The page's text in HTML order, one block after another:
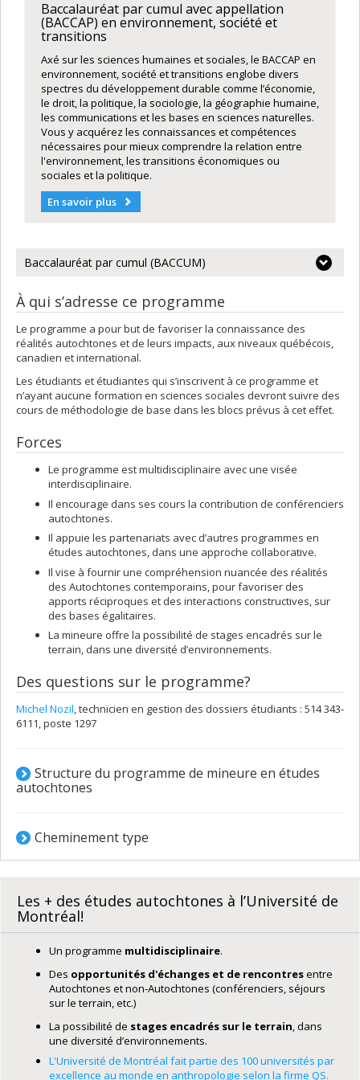
Baccalauréat par cumul avec appellation
(BACCAP) en environnement, société et
transitions
Axé sur les sciences humaines et sociales, le BACCAP en
environnement, société et transitions englobe divers
spectres du développement durable comme l’économie,
le droit, la politique, la sociologie, la géographie humaine,
les communications et les bases en sciences naturelles.
Vous y acquérez les connaissances et compétences
nécessaires pour mieux comprendre la relation entre
l'environnement, les transitions économiques ou
sociales et la politique.
En savoir plus
Baccalauréat par cumul (BACCUM)
À qui s’adresse ce programme
Le programme a pour but de favoriser la connaissance des
réalités autochtones et de leurs impacts, aux niveaux québécois,
canadien et international.
Les étudiants et étudiantes qui s’inscrivent à ce programme et
n’ayant aucune formation en sciences sociales devront suivre des
cours de méthodologie de base dans les blocs prévus à cet effet.
Forces
Le programme est multidisciplinaire avec une visée
interdisciplinaire.
Il encourage dans ses cours la contribution de conférenciers
autochtones.
Il appuie les partenariats avec d’autres programmes en
études autochtones, dans une approche collaborative.
Il vise à fournir une compréhension nuancée des réalités
des Autochtones contemporains, pour favoriser des
apports réciproques et des interactions constructives, sur
des bases égalitaires.
La mineure offre la possibilité de stages encadrés sur le
terrain, dans une diversité d’environnements.
Des questions sur le programme?
Michel Nozil, technicien en gestion des dossiers étudiants : 514 343-
6111, poste 1297
Structure du programme de mineure en études
autochtones
Cheminement type
Les + des études autochtones à l’Université de
Montréal!
Un programme multidisciplinaire.
Des opportunités d'échanges et de rencontresentre
Autochtones et non-Autochtones (conférenciers, séjours
sur le terrain, etc.)
La possibilité de stages encadrés sur le terrain, dans
une diversité d’environnements.
L'Université de Montréal fait partie des 100 universités par
excellence au monde en anthropologie selon la firme QS.